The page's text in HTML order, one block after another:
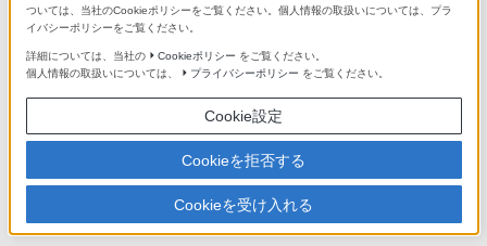
ソニーショップ(ソニーストア 取次店)
ソニーストア ご利用ガイド
ついては、当社のCookieポリシーをご覧ください。個人情報の取扱いについては、プラ
イバシーポリシーをご覧ください。
詳細については、当社の Cookieポリシー をご覧ください。
個人情報の取扱いについては、
プライバシーポリシー をご覧ください。
Cookie設定
Cookieを拒否する
Cookieを受け入れる